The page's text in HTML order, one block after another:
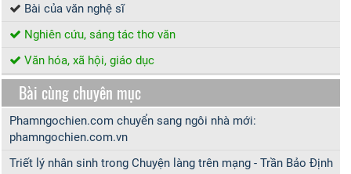
Bài của văn nghệ sĩ
Nghiên cứu, sáng tác thơ văn
Văn hóa, xã hội, giáo dục
Bài cùng chuyên mục
Phamngochien.com chuyển sang ngôi nhà mới:
phamngochien.com.vn
Triết lý nhân sinh trong Chuyện làng trên mạng - Trần Bảo Định